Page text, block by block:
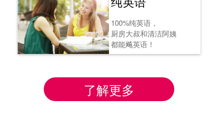
100%纯英语，
厨房大叔和清洁阿姨
都能飚英语！
了解更多